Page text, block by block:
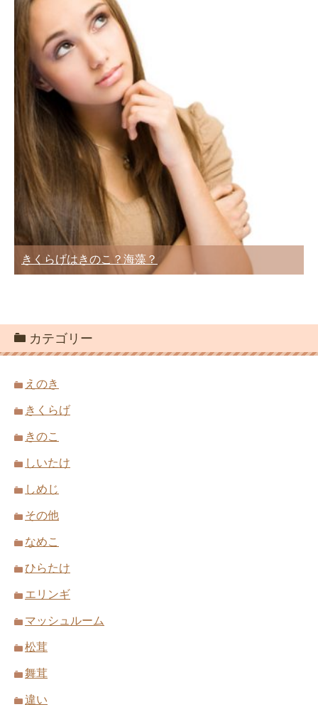
きくらげはきのこ？海藻？
カテゴリー
えのき
きくらげ
きのこ
しいたけ
しめじ
その他
なめこ
ひらたけ
エリンギ
マッシュルーム
松茸
舞茸
違い